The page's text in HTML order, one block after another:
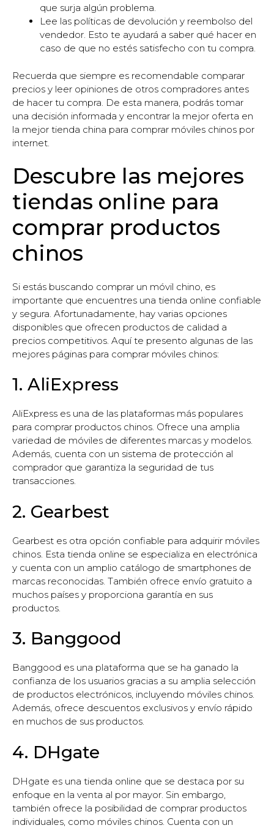
que surja algún problema.
Lee las políticas de devolución y reembolso del
vendedor. Esto te ayudará a saber qué hacer en
caso de que no estés satisfecho con tu compra.
Recuerda que siempre es recomendable comparar
precios y leer opiniones de otros compradores antes
de hacer tu compra. De esta manera, podrás tomar
una decisión informada y encontrar la mejor oferta en
la mejor tienda china para comprar móviles chinos por
internet.
Descubre las mejores
tiendas online para
comprar productos
chinos
Si estás buscando comprar un móvil chino, es
importante que encuentres una tienda online confiable
y segura. Afortunadamente, hay varias opciones
disponibles que ofrecen productos de calidad a
precios competitivos. Aquí te presento algunas de las
mejores páginas para comprar móviles chinos:
1. AliExpress
AliExpress es una de las plataformas más populares
para comprar productos chinos. Ofrece una amplia
variedad de móviles de diferentes marcas y modelos.
Además, cuenta con un sistema de protección al
comprador que garantiza la seguridad de tus
transacciones.
2. Gearbest
Gearbest es otra opción confiable para adquirir móviles
chinos. Esta tienda online se especializa en electrónica
y cuenta con un amplio catálogo de smartphones de
marcas reconocidas. También ofrece envío gratuito a
muchos países y proporciona garantía en sus
productos.
3. Banggood
Banggood es una plataforma que se ha ganado la
confianza de los usuarios gracias a su amplia selección
de productos electrónicos, incluyendo móviles chinos.
Además, ofrece descuentos exclusivos y envío rápido
en muchos de sus productos.
4. DHgate
DHgate es una tienda online que se destaca por su
enfoque en la venta al por mayor. Sin embargo,
también ofrece la posibilidad de comprar productos
individuales, como móviles chinos. Cuenta con un